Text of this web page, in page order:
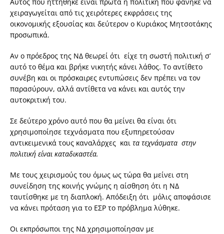
χειραγωγείται από τις χειρότερες εκφράσεις της
οικονομικής εξουσίας και δεύτερον ο Κυριάκος Μητσοτάκης
προσωπικά.
Αν ο πρόεδρος της ΝΔ θεωρεί ότι είχε τη σωστή πολιτική σ’
αυτό το θέμα και βρήκε νικητής κάνει λάθος. Το αντίθετο
συνέβη και οι πρόσκαιρες εντυπώσεις δεν πρέπει να τον
παρασύρουν, αλλά αντίθετα να κάνει και αυτός την
αυτοκριτική του.
Σε δεύτερο χρόνο αυτό που θα μείνει θα είναι ότι
χρησιμοποίησε τεχνάσματα που εξυπηρετούσαν
αντικειμενικά τους καναλάρχες και τα τεχνάσματα στην
πολιτική είναι καταδικαστέα.
Με τους χειρισμούς του όμως ως τώρα θα μείνει στη
συνείδηση της κοινής γνώμης η αίσθηση ότι η ΝΔ
ταυτίσθηκε με τη διαπλοκή. Απόδειξη ότι μόλις αποφάσισε
να κάνει πρόταση για το ΕΣΡ το πρόβλημα λύθηκε.
Οι εκπρόσωποι της ΝΔ χρησιμοποίησαν με